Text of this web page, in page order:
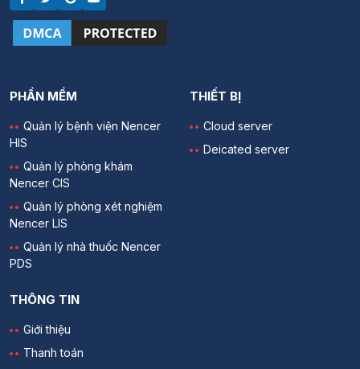
PHẦN MỀM
Quản lý bệnh viện Nencer
HIS
Quản lý phòng khám
Nencer CIS
Quản lý phòng xét nghiệm
Nencer LIS
Quản lý nhà thuốc Nencer
PDS
THIẾT BỊ
Cloud server
Deicated server
THÔNG TIN
Giới thiệu
Thanh toán